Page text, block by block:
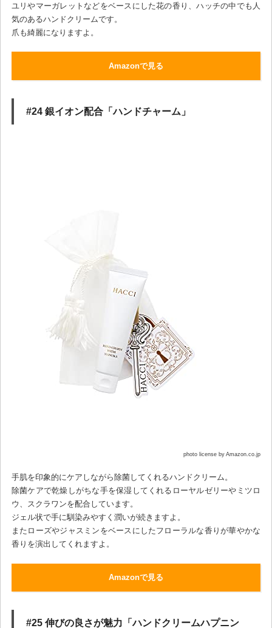
ユリやマーガレットなどをベースにした花の香り、ハッチの中でも人
気のあるハンドクリームです。
爪も綺麗になりますよ。
Amazonで見る
#24 銀イオン配合「ハンドチャーム」
photo license by Amazon.co.jp
手肌を印象的にケアしながら除菌してくれるハンドクリーム。
除菌ケアで乾燥しがちな手を保湿してくれるローヤルゼリーやミツロ
ウ、スクラワンを配合しています。
ジェル状で手に馴染みやすく潤いが続きますよ。
またローズやジャスミンをベースにしたフローラルな香りが華やかな
香りを演出してくれますよ。
Amazonで見る
#25 伸びの良さが魅力「ハンドクリームハプニン